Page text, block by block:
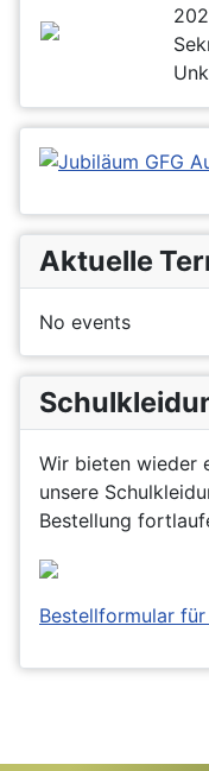
Aktuelle
No events
Wir bieten wieder
unsere
Bestellung
Bestellformular